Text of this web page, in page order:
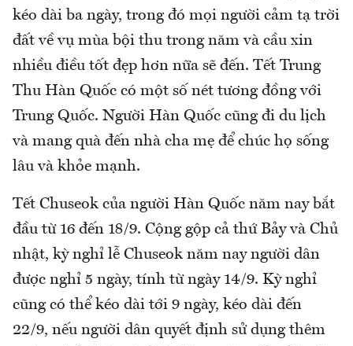
kéo dài ba ngày, trong đó mọi người cảm tạ trời
đất về vụ mùa bội thu trong năm và cầu xin
nhiều điều tốt đẹp hơn nữa sẽ đến. Tết Trung
Thu Hàn Quốc có một số nét tương đồng với
Trung Quốc. Người Hàn Quốc cũng đi du lịch
và mang quà đến nhà cha mẹ để chúc họ sống
lâu và khỏe mạnh.
Tết Chuseok của người Hàn Quốc năm nay bắt
đầu từ 16 đến 18/9. Cộng gộp cả thứ Bảy và Chủ
nhật, kỳ nghỉ lễ Chuseok năm nay người dân
được nghỉ 5 ngày, tính từ ngày 14/9. Kỳ nghỉ
cũng có thể kéo dài tới 9 ngày, kéo dài đến
22/9, nếu người dân quyết định sử dụng thêm